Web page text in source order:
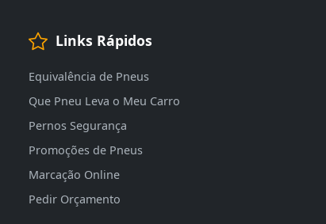
Links Rápidos
Equivalência de Pneus
Que Pneu Leva o Meu Carro
Pernos Segurança
Promoções de Pneus
Marcação Online
Pedir Orçamento